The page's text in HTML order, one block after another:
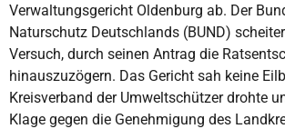
Verwaltungsgericht Oldenburg ab. Der
Naturschutz Deutschlands (BUND)
Versuch, durch seinen Antrag die
hinauszuzögern. Das Gericht sah keine
Kreisverband der Umweltschützer drohte
Klage gegen die Genehmigung des